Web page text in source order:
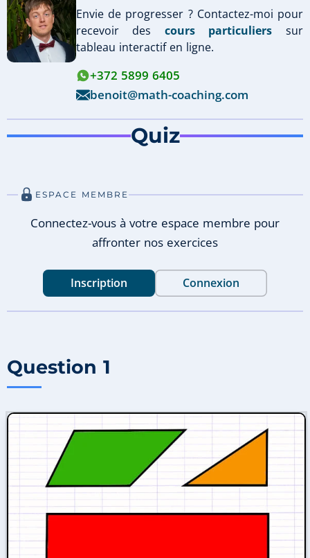
Envie de progresser ? Contactez-moi pour
recevoir des cours particuliers sur
tableau interactif en ligne.
+372 5899 6405
benoit@math-coaching.com
Quiz
ESPACE MEMBRE
Connectez-vous à votre espace membre pour
affronter nos exercices
Inscription Connexion
Question 1